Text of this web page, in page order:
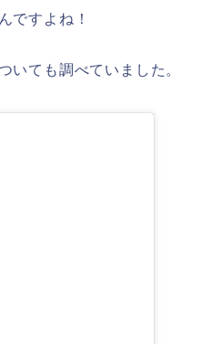
ですよね！
いても調べていました。